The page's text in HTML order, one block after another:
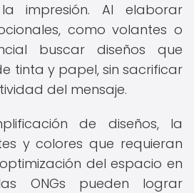
impresión. Al elaborar
como volantes o
buscar diseños que
tinta y papel, sin sacrificar
del mensaje.
de diseños, la
y colores que requieran
del espacio en
ONGs pueden lograr